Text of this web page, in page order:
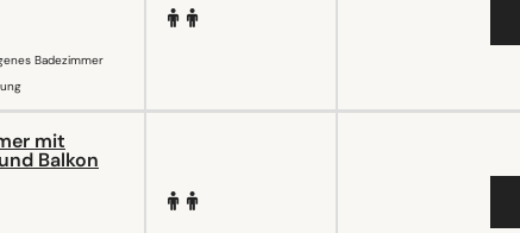
Badezimmer
mit
Balkon